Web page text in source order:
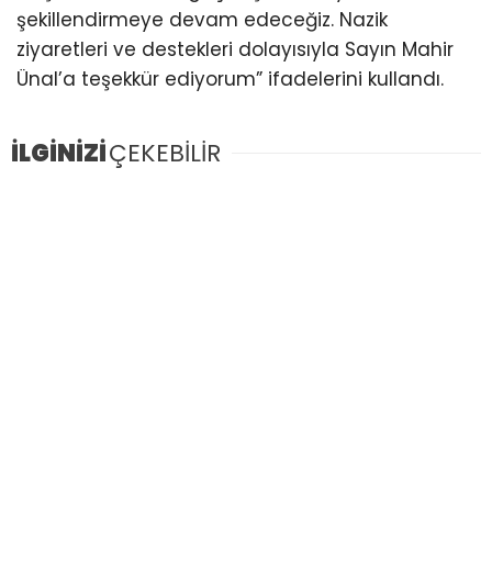
şekillendirmeye devam edeceğiz. Nazik
ziyaretleri ve destekleri dolayısıyla Sayın Mahir
Ünal’a teşekkür ediyorum” ifadelerini kullandı.
İLGİNİZİÇEKEBİLİR